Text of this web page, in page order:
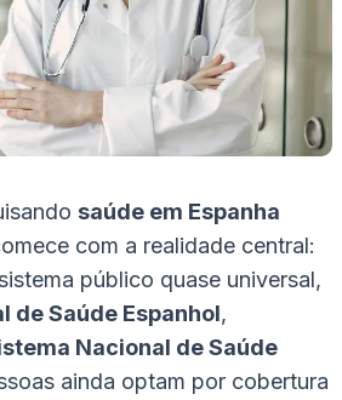
saúde em Espanha
com a realidade central:
público quase universal,
de Saúde Espanhol,
Nacional de Saúde
ainda optam por cobertura